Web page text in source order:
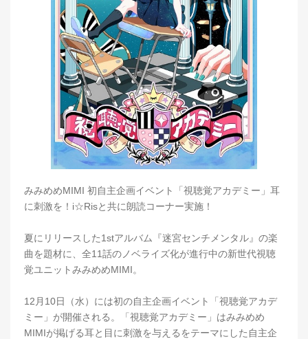
みみめめMIMI 初自主企画イベント「視聴覚アカデミー」耳
に刺激を！i☆Risと共に朗読コーナー実施！
夏にリリースした1stアルバム『迷宮センチメンタル』の楽
曲を題材に、全11話のノベライズ化が進行中の新世代視聴
覚ユニットみみめめMIMI。
12月10日（水）には初の自主企画イベント「視聴覚アカデ
ミー」が開催される。「視聴覚アカデミー」はみみめめ
MIMIが掲げる耳と目に刺激を与えるをテーマにした自主企